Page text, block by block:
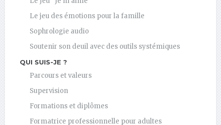
Le jeu des émotions pour la famille
Sophrologie audio
Soutenir son deuil avec des outils systémiques
QUI SUIS-JE ?
Parcours et valeurs
Supervision
Formations et diplômes
Formatrice professionnelle pour adultes